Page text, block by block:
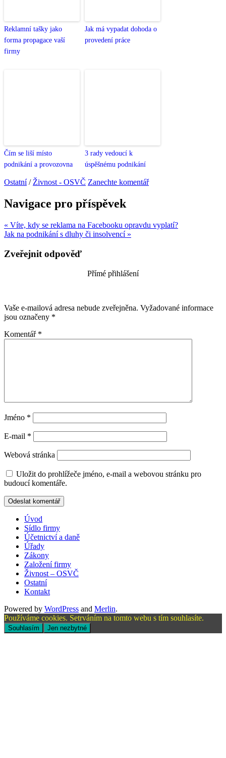
Reklamní tašky jako
forma propagace vaší
firmy
Jak má vypadat dohoda o
provedení práce
Čím se liší místo
podnikání a provozovna
3 rady vedoucí k
úspěšnému podnikání
Ostatní/ Živnost - OSVČ Zanechte komentář
Navigace pro příspěvek
« Víte, kdy se reklama na Facebooku opravdu vyplatí?
Jak na podnikání s dluhy či insolvencí »
Zveřejnit odpověď
Přímé přihlášení
Vaše e-mailová adresa nebude zveřejněna. Vyžadované informace
jsou označeny *
Komentář *
Jméno *
E-mail *
Webová stránka
Uložit do prohlížeče jméno, e-mail a webovou stránku pro
budoucí komentáře.
Úvod
Sídlo firmy
Účetnictví a daně
Úřady
Zákony
Založení firmy
Živnost – OSVČ
Ostatní
Kontakt
Powered by WordPress and Merlin.
Používáme cookies. Setrváním na tomto webu s tím souhlasíte.
Souhlasím Jen nezbytné